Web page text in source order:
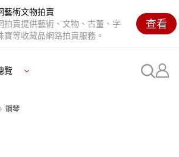
藝術文物拍賣
拍賣提供藝術、文物、古董、字
寶等收藏品網路拍賣服務。
查看
覽
鋼琴